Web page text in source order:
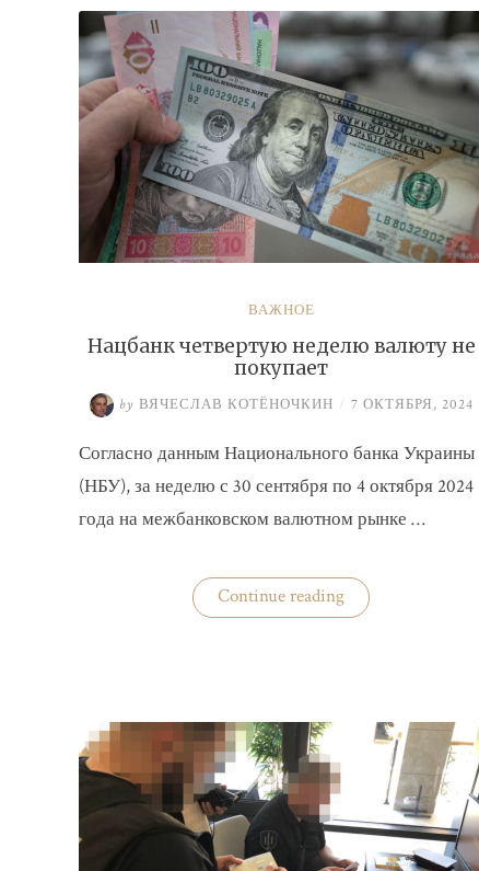
федерации
Смирнов
Евгений
Алексеевич»
ВАЖНОЕ
Нацбанк четвертую неделю валюту не
покупает
by ВЯЧЕСЛАВ КОТЁНОЧКИН / 7 ОКТЯБРЯ, 2024
Согласно данным Национального банка Украины
(НБУ), за неделю с 30 сентября по 4 октября 2024
года на межбанковском валютном рынке …
Continue reading«Нацбанк
четвертую